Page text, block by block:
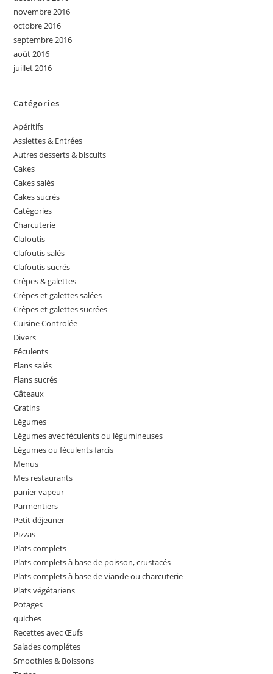
novembre 2016
octobre 2016
septembre 2016
août 2016
juillet 2016
Catégories
Apéritifs
Assiettes & Entrées
Autres desserts & biscuits
Cakes
Cakes salés
Cakes sucrés
Catégories
Charcuterie
Clafoutis
Clafoutis salés
Clafoutis sucrés
Crêpes & galettes
Crêpes et galettes salées
Crêpes et galettes sucrées
Cuisine Controlée
Divers
Féculents
Flans salés
Flans sucrés
Gâteaux
Gratins
Légumes
Légumes avec féculents ou légumineuses
Légumes ou féculents farcis
Menus
Mes restaurants
panier vapeur
Parmentiers
Petit déjeuner
Pizzas
Plats complets
Plats complets à base de poisson, crustacés
Plats complets à base de viande ou charcuterie
Plats végétariens
Potages
quiches
Recettes avec Œufs
Salades complétes
Smoothies & Boissons